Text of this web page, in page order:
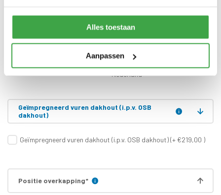
Alles toestaan
Aanpassen
Bevestigingsmaterialen
Alle bevestigingsmaterialen
zijn inbegrepen
Transport
Gratis thuisbezorgd - In
Nederland
Geïmpregneerd vuren dakhout (i.p.v. OSB
dakhout)
Geïmpregneerd vuren dakhout (i.p.v. OSB dakhout) (+ €219,00 )
Positie overkapping*